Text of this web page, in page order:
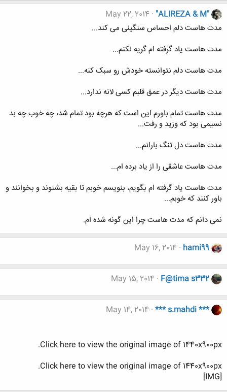
"ALIREZA & M"
May 22, 2014
مدت هاست دلم احساس سنگینی می کند...
مدت هاست یاد گرفته ام گریه نکنم...
مدت هاست دلم نتوانسته خودش رو سبک کنه...
مدت هاست دیگر در عمق قلبم کسی لانه ندارد...
مدت هاست تمام باورم این است که هرچه بود تمام شد، چه خوب چه بد
نسیمی بود که وزید و رفت...
مدت هاست دل تنگ بارانم...
مدت هاست عاشقی را از یاد برده ام...
مدت هاست یاد گرفته ام بگویم، بنویسم خوبم تا بقیه بشنوند و بخوانند و
باور کنند که خوبم...
نمی دانم که مدت هاست چرا این گونه شده ام.
hami99
May 16, 2014
F@tima s332
May 15, 2014
*** s.mahdi ***
May 14, 2014
Click here to view the original image of 1440x900px.
Click here to view the original image of 1440x900px.
[IMG]